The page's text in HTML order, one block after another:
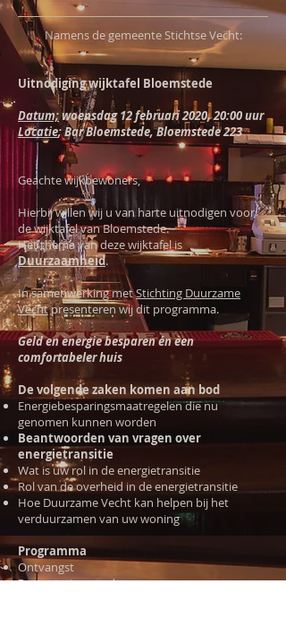
Namens de gemeente Stichtse Vecht:
Uitnodiging wijktafel Bloemstede
Datum;woensdag 12 februari 2020, 20:00 uur
Locatie; Bar Bloemstede, Bloemstede 223
Geachte wijkbewoners,
Hierbij willen wij u van harte uitnodigen voor
de wijktafel van Bloemstede.
Het thema van deze wijktafel is
Duurzaamheid.
In samenwerking metStichting Duurzame
Vechtpresenteren wij dit programma.
Geld en energie besparen én een
comfortabeler huis
De volgende zaken komen aan bod
Energiebesparingsmaatregelen die nu
genomen kunnen worden
Beantwoorden van vragen over
energietransitie
Wat is uw rol in de energietransitie
Rol van de overheid in de energietransitie
Hoe Duurzame Vecht kan helpen bij het
verduurzamen van uw woning
Programma
Ontvangst
Presentatie over de